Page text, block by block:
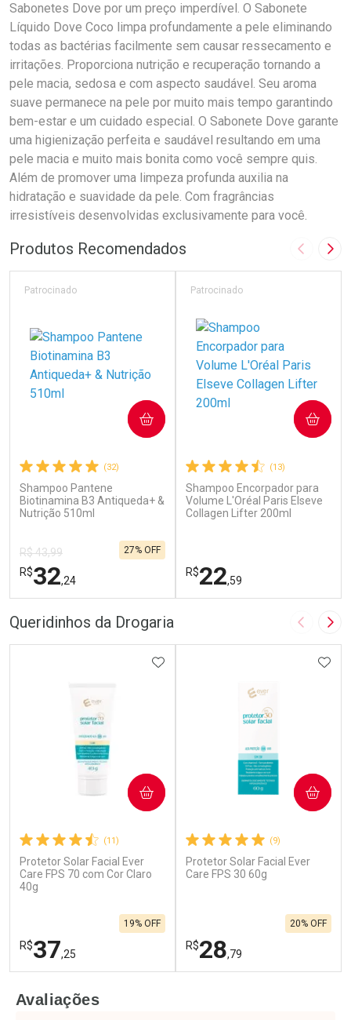
Sabonetes Dove por um preço imperdível. O Sabonete
Líquido Dove Coco limpa profundamente a pele eliminando
todas as bactérias facilmente sem causar ressecamento e
irritações. Proporciona nutrição e recuperação tornando a
pele macia, sedosa e com aspecto saudável. Seu aroma
suave permanece na pele por muito mais tempo garantindo
bem-estar e um cuidado especial. O Sabonete Dove garante
uma higienização perfeita e saudável resultando em uma
pele macia e muito mais bonita como você sempre quis.
Além de promover uma limpeza profunda auxilia na
hidratação e suavidade da pele. Com fragrâncias
irresistíveis desenvolvidas exclusivamente para você.
Produtos Recomendados Imagem
(32)
Shampoo Pantene
Biotinamina B3 Antiqueda+ &
Nutrição 510ml
Patrocinado
R$ 43,99
R$32,24
27% OFF
COMPRAR
Ativar Desconto
Comprar sem Desconto
(13)
Shampoo Encorpador para
Volume L'Oréal Paris Elseve
Collagen Lifter 200ml
Patrocinado
R$22,59
COMPRAR
Ativar Desconto
Queridinhos da Drogaria Imagem
(11)
Protetor Solar Facial Ever
Care FPS 70 com Cor Claro
40g
R$37,25
19% OFF
ADICIONAR AOS FAVORITOS
COMPRAR
(9)
Protetor Solar Facial Ever
Care FPS 30 60g
R$28,79
20% OFF
COMPRAR
Avaliações